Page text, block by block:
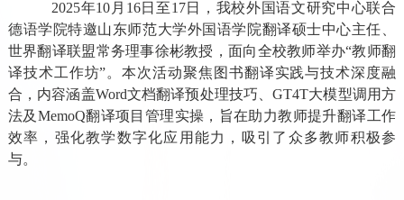
2025年10月16日至17日，我校外国语文研究中心联合
德语学院特邀山东师范大学外国语学院翻译硕士中心主任、
世界翻译联盟常务理事徐彬教授，面向全校教师举办“教师翻
译技术工作坊”。本次活动聚焦图书翻译实践与技术深度融
合，内容涵盖Word文档翻译预处理技巧、GT4T大模型调用方
法及MemoQ翻译项目管理实操，旨在助力教师提升翻译工作
效率，强化教学数字化应用能力，吸引了众多教师积极参
与。